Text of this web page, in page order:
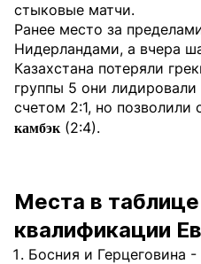
стыковые матчи.
Ранее место за
Нидерландами, а вчера
Казахстана потеряли
группы 5 они
счетом 2:1, но позволили
камбэк(2:4).
Места в
квалификации
Босния и Герцеговина -